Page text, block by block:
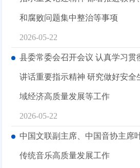
和腐败问题集中整治等事项
2026-05-22
县委常委会召开会议 认真学习贯
讲话重要指示精神 研究做好安全
域经济高质量发展等工作
2026-05-22
中国文联副主席、中国音协主席
传统音乐高质量发展工作